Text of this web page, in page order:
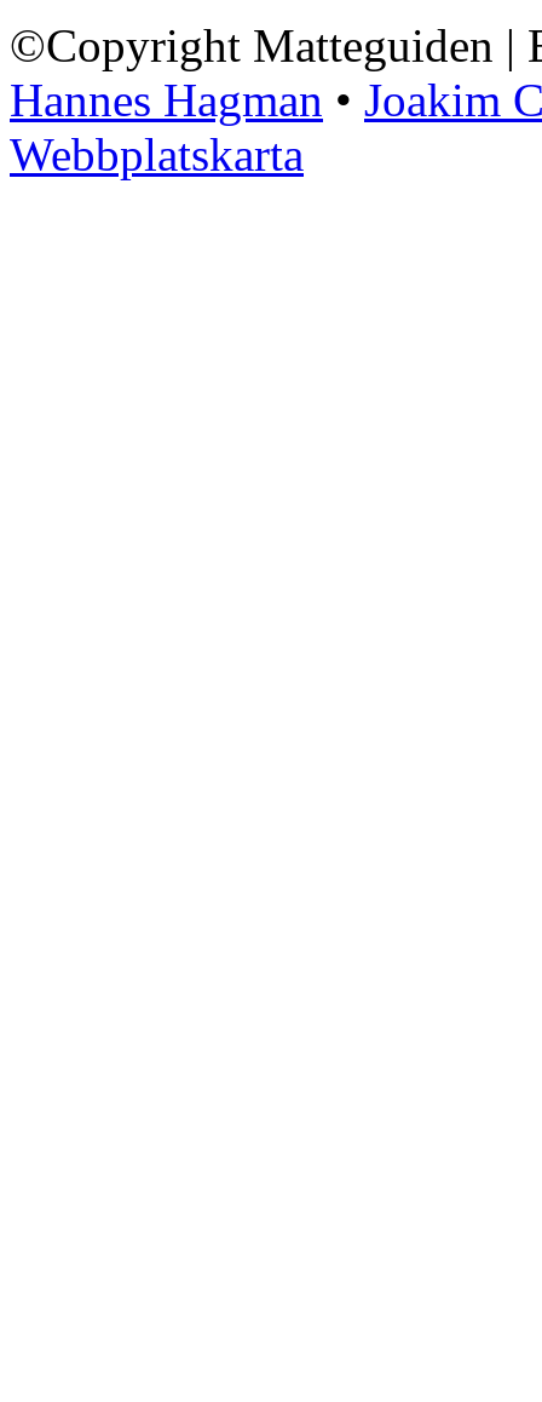
©Copyright Matteguiden |
Hannes Hagman • Joakim
Webbplatskarta